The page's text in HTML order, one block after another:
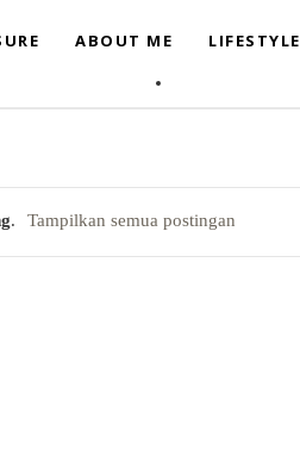
ABOUT ME LIFESTYLE
. Tampilkan semua postingan